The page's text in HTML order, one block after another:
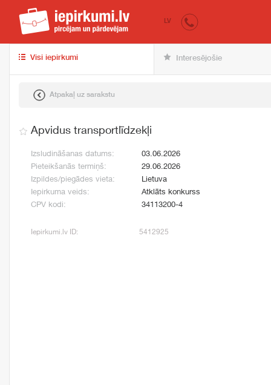
iepirkumi.lv
LV
Visi iepirkumi Interesējošie
Atpakaļ uz sarakstu
Apvidus transportlīdzekļi
Izsludināšanas datums:
03.06.2026
Pieteikšanās termiņš:
29.06.2026
Izpildes/piegādes vieta:
Lietuva
Iepirkuma veids:
Atklāts konkurss
CPV kodi:
34113200-4
Iepirkumi.lv ID: 5412925